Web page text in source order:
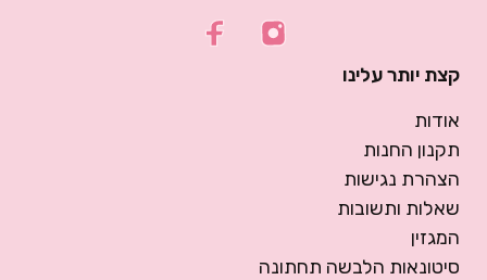
קצת יותר עלינו
אודות
תקנון החנות
הצהרת נגישות
שאלות ותשובות
המגזין
סיטונאות הלבשה תחתונה